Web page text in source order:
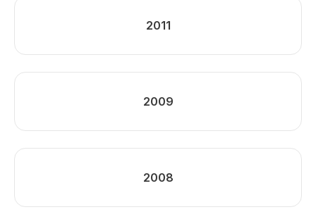
2011
2009
2008